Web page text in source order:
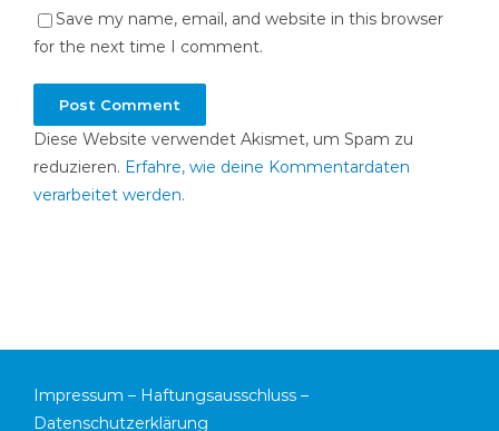
Save my name, email, and website in this browser
for the next time I comment.
Diese Website verwendet Akismet, um Spam zu
reduzieren. Erfahre, wie deine Kommentardaten
verarbeitet werden.
Impressum – Haftungsausschluss –
Datenschutzerklärung